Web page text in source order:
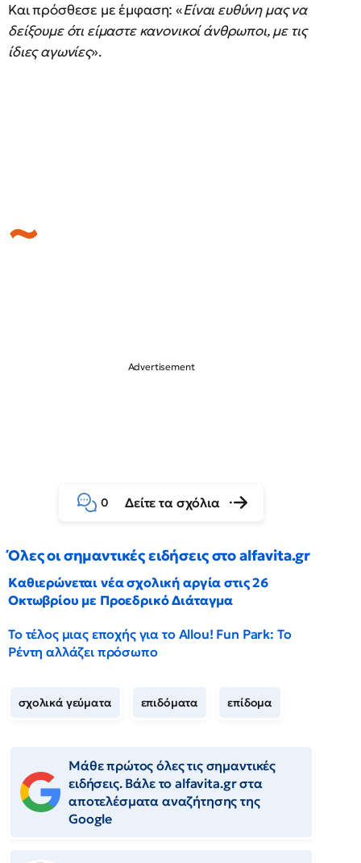
Και πρόσθεσε με έμφαση: «Είναι ευθύνη μας να
δείξουμε ότι είμαστε κανονικοί άνθρωποι, με τις
ίδιες αγωνίες».
0 Δείτε τα σχόλια
Όλες οι σημαντικές ειδήσεις στο alfavita.gr
Καθιερώνεται νέα σχολική αργία στις 26
Οκτωβρίου με Προεδρικό Διάταγμα
Το τέλος μιας εποχής για το Allou! Fun Park: Το
Ρέντη αλλάζει πρόσωπο
σχολικά γεύματα επιδόματα επίδομα
Μάθε πρώτος όλες τις σημαντικές
ειδήσεις. Βάλε το alfavita.gr στα
αποτελέσματα αναζήτησης της
Google